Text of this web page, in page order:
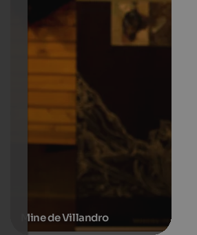
Mine de Villandro